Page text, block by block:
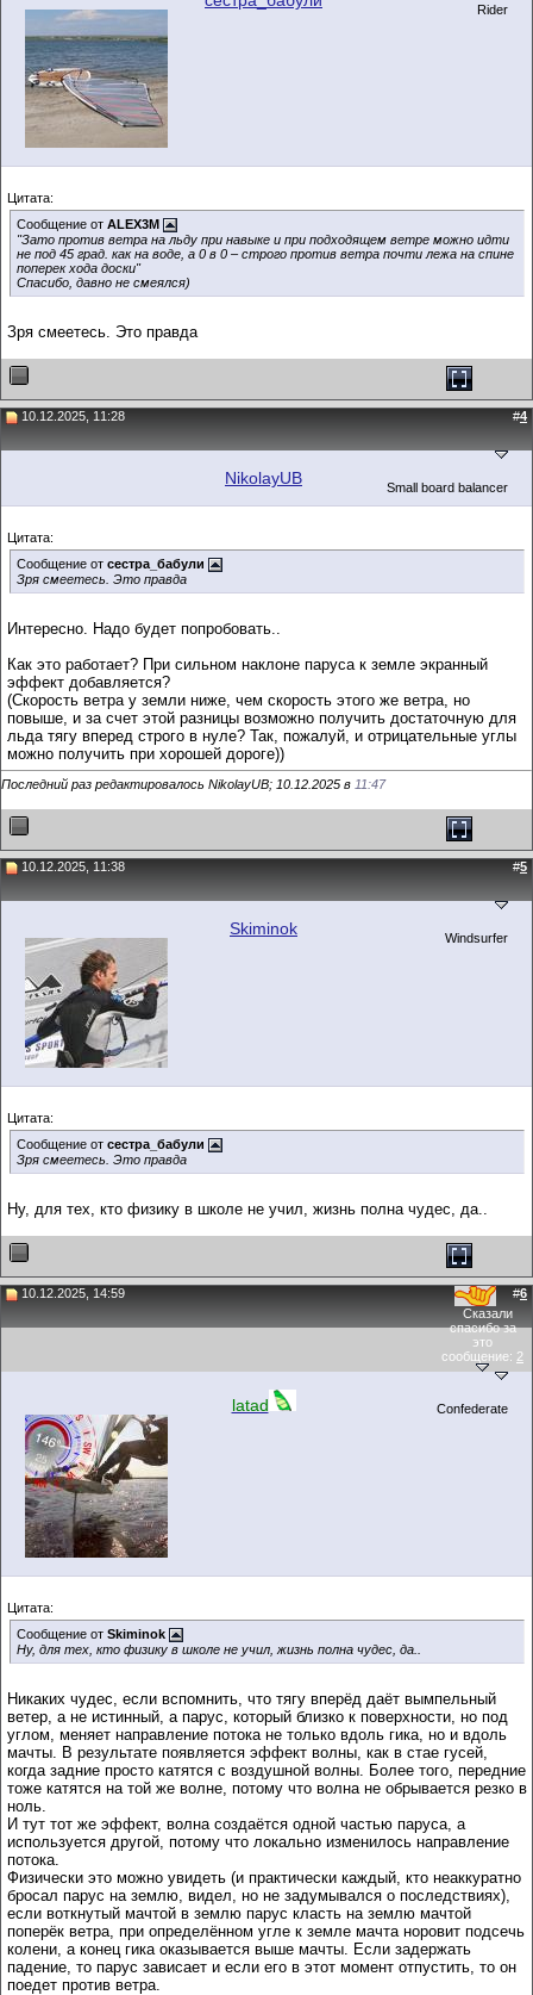
Rider
Цитата:
Сообщение от ALEX3M
"Зато против ветра на льду при навыке и при подходящем ветре можно идти
не под 45 град. как на воде, а 0 в 0 – строго против ветра почти лежа на спине
поперек хода доски"
Спасибо, давно не смеялся)
Зря смеетесь. Это правда
10.12.2025, 11:28 #4
NikolayUB Small board balancer
Цитата:
Сообщение от сестра_бабули
Зря смеетесь. Это правда
Интересно. Надо будет попробовать..
Как это работает? При сильном наклоне паруса к земле экранный
эффект добавляется?
(Скорость ветра у земли ниже, чем скорость этого же ветра, но
повыше, и за счет этой разницы возможно получить достаточную для
льда тягу вперед строго в нуле? Так, пожалуй, и отрицательные углы
можно получить при хорошей дороге))
Последний раз редактировалось NikolayUB; 10.12.2025 в 11:47
10.12.2025, 11:38 #5
Skiminok Windsurfer
Цитата:
Сообщение от сестра_бабули
Зря смеетесь. Это правда
Ну, для тех, кто физику в школе не учил, жизнь полна чудес, да..
10.12.2025, 14:59 #6
Сказали
спасибо за
это
сообщение: 2
latad Confederate
Цитата:
Сообщение от Skiminok
Ну, для тех, кто физику в школе не учил, жизнь полна чудес, да..
Никаких чудес, если вспомнить, что тягу вперёд даёт вымпельный
ветер, а не истинный, а парус, который близко к поверхности, но под
углом, меняет направление потока не только вдоль гика, но и вдоль
мачты. В результате появляется эффект волны, как в стае гусей,
когда задние просто катятся с воздушной волны. Более того, передние
тоже катятся на той же волне, потому что волна не обрывается резко в
ноль.
И тут тот же эффект, волна создаётся одной частью паруса, а
используется другой, потому что локально изменилось направление
потока.
Физически это можно увидеть (и практически каждый, кто неаккуратно
бросал парус на землю, видел, но не задумывался о последствиях),
если воткнутый мачтой в землю парус класть на землю мачтой
поперёк ветра, при определённом угле к земле мачта норовит подсечь
колени, а конец гика оказывается выше мачты. Если задержать
падение, то парус зависает и если его в этот момент отпустить, то он
поедет против ветра.